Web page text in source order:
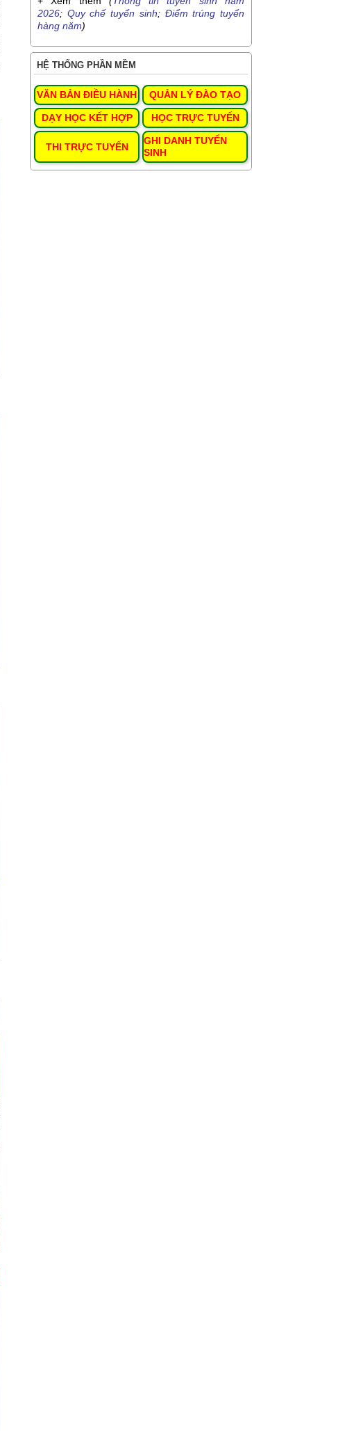
2026; Quy chế tuyển sinh; Điểm trúng tuyển
hàng năm)
HỆ THỐNG PHẦN MỀM
VĂN BẢN ĐIỀU HÀNH QUẢN LÝ ĐÀO TẠO
DẠY HỌC KẾT HỢP HỌC TRỰC TUYẾN
THI TRỰC TUYẾN
GHI DANH TUYỂN
SINH